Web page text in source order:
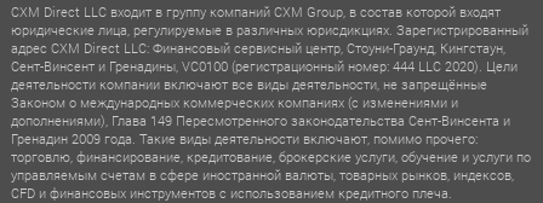
CXM Direct LLC входит в группу компаний CXM Group, в состав которой входят
юридические лица, регулируемые в различных юрисдикциях. Зарегистрированный
адрес CXM Direct LLC: Финансовый сервисный центр, Стоуни-Граунд, Кингстаун,
Сент-Винсент и Гренадины, VC0100 (регистрационный номер: 444 LLC 2020). Цели
деятельности компании включают все виды деятельности, не запрещённые
Законом о международных коммерческих компаниях (с изменениями и
дополнениями), Глава 149 Пересмотренного законодательства Сент-Винсента и
Гренадин 2009 года. Такие виды деятельности включают, помимо прочего:
торговлю, финансирование, кредитование, брокерские услуги, обучение и услуги по
управляемым счетам в сфере иностранной валюты, товарных рынков, индексов,
CFD и финансовых инструментов с использованием кредитного плеча.